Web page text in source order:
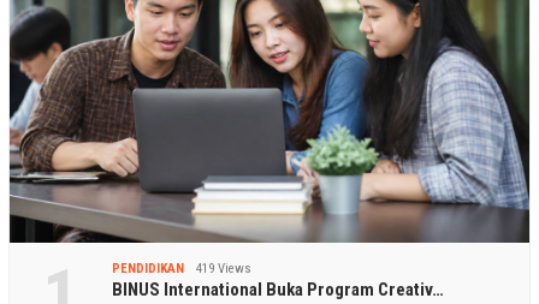
PENDIDIKAN 419 Views
BINUS International Buka Program Creativ…